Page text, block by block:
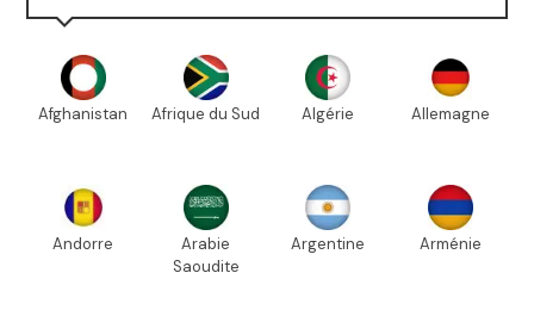
Afghanistan Afrique du Sud Algérie Allemagne
Andorre
Arabie
Saoudite
Argentine Arménie